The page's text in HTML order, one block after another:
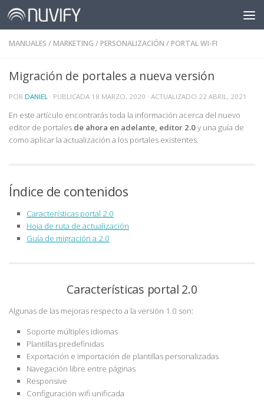
Saltar al contenido
MANUALES /MARKETING /PERSONALIZACIÓN /PORTAL WI-FI
Migración de portales a nueva versión
POR DANIEL · PUBLICADA 18 MARZO, 2020 · ACTUALIZADO 22 ABRIL, 2021
En este artículo encontrarás toda la información acerca del nuevo
editor de portales de ahora en adelante, editor 2.0y una guía de
como aplicar la actualización a los portales existentes.
Índice de contenidos
Características portal 2.0
Hoja de ruta de actualización
Guía de migración a 2.0
Características portal 2.0
Algunas de las mejoras respecto a la versión 1.0 son:
Soporte múltiples idiomas
Plantillas predefinidas
Exportación e importación de plantillas personalizadas
Navegación libre entre páginas
Responsive
Configuración wifi unificada